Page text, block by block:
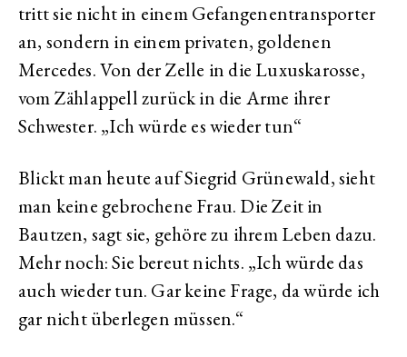
tritt sie nicht in einem Gefangenentransporter
an, sondern in einem privaten, goldenen
Mercedes. Von der Zelle in die Luxuskarosse,
vom Zählappell zurück in die Arme ihrer
Schwester. „Ich würde es wieder tun“
Blickt man heute auf Siegrid Grünewald, sieht
man keine gebrochene Frau. Die Zeit in
Bautzen, sagt sie, gehöre zu ihrem Leben dazu.
Mehr noch: Sie bereut nichts. „Ich würde das
auch wieder tun. Gar keine Frage, da würde ich
gar nicht überlegen müssen.“